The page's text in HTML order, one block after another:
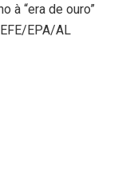
à “era de ouro”
EPA/AL